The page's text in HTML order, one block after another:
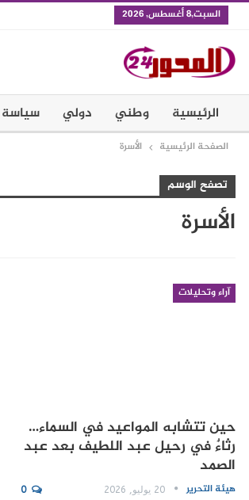
السبت,8 أغسطس, 2026
الرئيسية وطني دولي سياسة
الصفحة الرئيسية الأسرة
تصفح الوسم
الأسرة
آراء وتحليلات
حين تتشابه المواعيد في السماء…
رثاءٌ في رحيل عبد اللطيف بعد عبد
الصمد
هيئة التحرير 20 يوليو, 2026 0